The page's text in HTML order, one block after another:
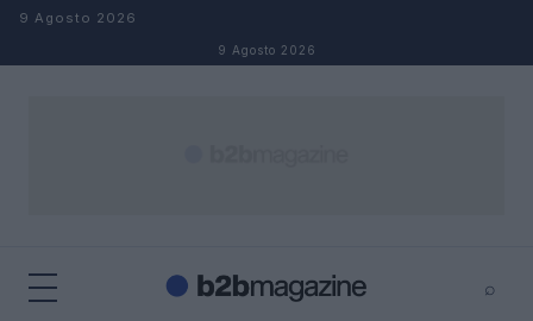
Salta al contenuto
9 Agosto 2026
9 Agosto 2026
⌕